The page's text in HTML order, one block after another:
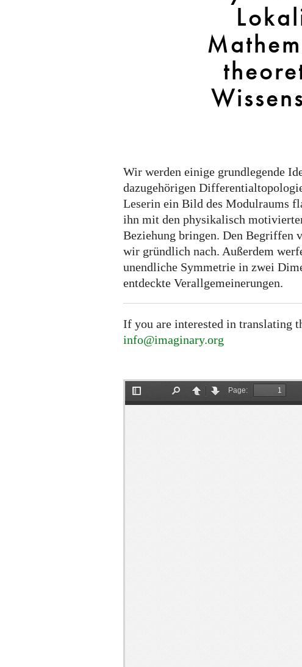
theoretischen
Wissenschaften
Wir werden einige grundlegende
dazugehörigen
Leserin ein Bild des Modulraums
ihn mit den physikalisch
Beziehung bringen. Den Begriffen
wir gründlich nach. Außerdem
unendliche Symmetrie in zwei
entdeckte Verallgemeinerungen.
If you are interested in translating
info@imaginary.org